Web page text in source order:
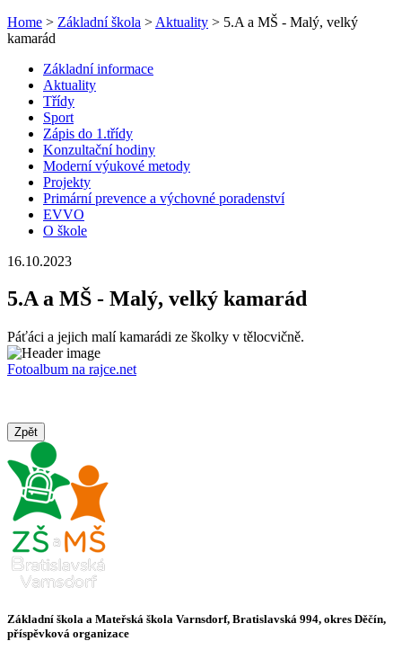
Home > Základní škola > Aktuality > 5.A a MŠ - Malý, velký
kamarád
Základní informace
Aktuality
Třídy
Sport
Zápis do 1.třídy
Konzultační hodiny
Moderní výukové metody
Projekty
Primární prevence a výchovné poradenství
EVVO
O škole
16.10.2023
5.A a MŠ - Malý, velký kamarád
Páťáci a jejich malí kamarádi ze školky v tělocvičně.
Fotoalbum na rajce.net
Zpět
Základní škola a Mateřská škola Varnsdorf, Bratislavská 994, okres Děčín,
příspěvková organizace